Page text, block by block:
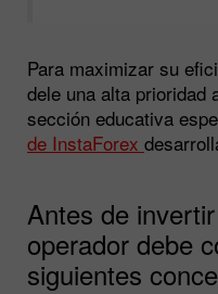
Para maximizar su
dele una alta prioridad
sección educativa
de InstaForex
Antes de
operador debe
siguientes